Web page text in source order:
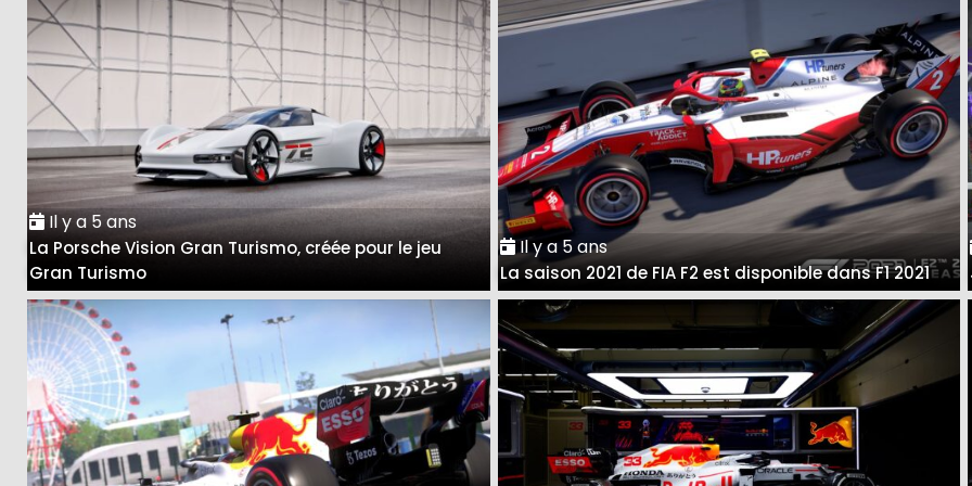
Il y a 5 ans
La Porsche Vision Gran Turismo, créée pour le jeu
Gran Turismo
Il y a 5 ans
La saison 2021 de FIA F2 est disponible dans F1 2021